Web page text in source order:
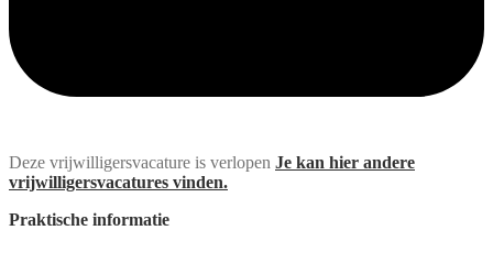
Deze vrijwilligersvacature is verlopen Je kan hier andere
vrijwilligersvacatures vinden.
Praktische informatie